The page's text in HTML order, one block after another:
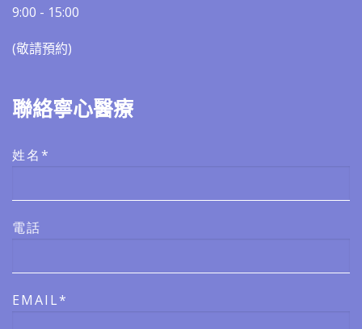
9:00 - 15:00
(敬請預約)​​
聯絡寧心醫療
姓名*
電話
EMAIL*